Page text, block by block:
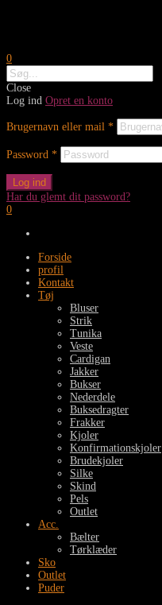
0
Close
Log ind Opret en konto
Brugernavn eller mail *
Password *
Log ind
Har du glemt dit password?
0
Forside
profil
Kontakt
Tøj
Bluser
Strik
Tunika
Veste
Cardigan
Jakker
Bukser
Nederdele
Buksedragter
Frakker
Kjoler
Konfirmationskjoler
Brudekjoler
Silke
Skind
Pels
Outlet
Acc.
Bælter
Tørklæder
Sko
Outlet
Puder